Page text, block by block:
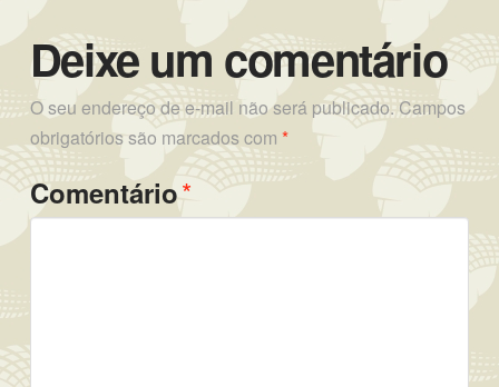
Deixe um comentário
O seu endereço de e-mail não será publicado. Campos
obrigatórios são marcados com *
Comentário*